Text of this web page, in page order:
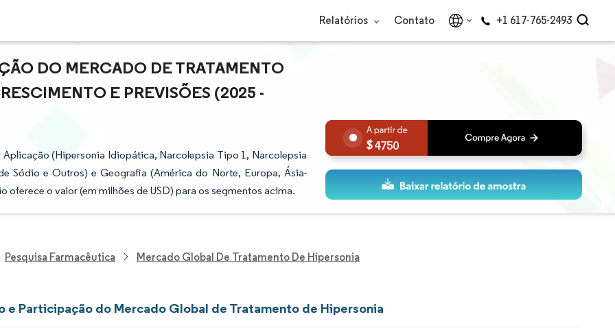
Relatórios Contato +1 617-765-2493
DO MERCADO DE TRATAMENTO
E PREVISÕES (2025 -
(Hipersonia Idiopática, Narcolepsia Tipo 1, Narcolepsia
Sódio e Outros) e Geografia (América do Norte, Europa, Ásia-
o valor (em milhões de USD) para os segmentos acima.
4750
Pesquisa Farmacêutica Mercado Global De Tratamento De Hipersonia
e Participação do Mercado Global de Tratamento de Hipersonia